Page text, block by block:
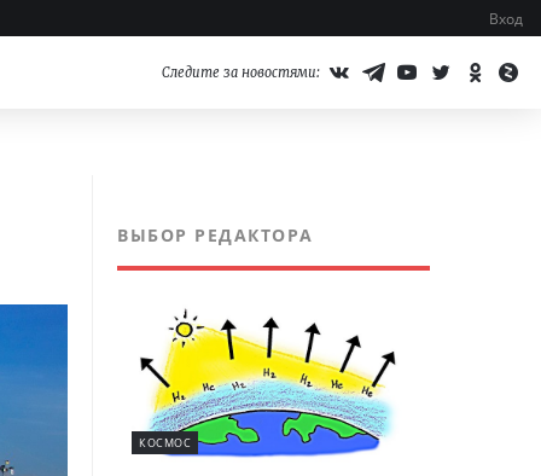
Вход
Следите за новостями:
ВЫБОР РЕДАКТОРА
КОСМОС